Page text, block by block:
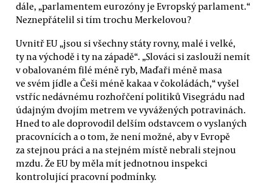
dále, „parlamentem eurozóny je Evropský parlament.“
Neznepřátelil si tím trochu Merkelovou?
Uvnitř EU „jsou si všechny státy rovny, malé i velké,
ty na východě i ty na západě“. „Slováci si zaslouží nemít
v obalovaném filé méně ryb, Maďaři méně masa
ve svém jídle a Češi méně kakaa v čokoládách,“ vyšel
vstříc nedávnému rozhořčení politiků Visegrádu nad
údajným dvojím metrem ve vyvážených potravinách.
Hned to ale doprovodil delším odstavcem o vyslaných
pracovnících a o tom, že není možné, aby v Evropě
za stejnou práci a na stejném místě nebrali stejnou
mzdu. Že EU by měla mít jednotnou inspekci
kontrolující pracovní podmínky.